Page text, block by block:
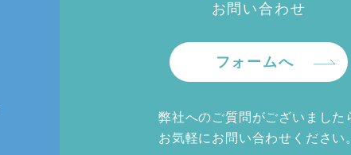
お問い合わせ
フォームへ
弊社へのご質問がございました
お気軽にお問い合わせください